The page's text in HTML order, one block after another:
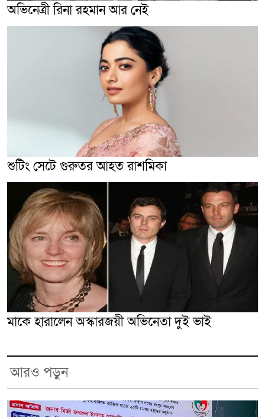
অভিনেত্রী রিনা রহমান আর নেই
শুটিং সেটে গুরুতর আহত রাশমিকা
মাকে হারালেন অস্কারজয়ী অভিনেতা দুই ভাই
আরও পড়ুন